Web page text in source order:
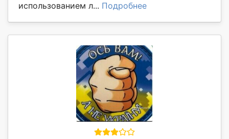
использованием л... Подробнее